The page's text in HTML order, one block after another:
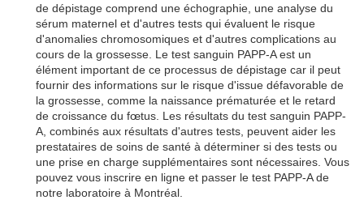
de dépistage comprend une échographie, une analyse du
sérum maternel et d'autres tests qui évaluent le risque
d'anomalies chromosomiques et d'autres complications au
cours de la grossesse. Le test sanguin PAPP-A est un
élément important de ce processus de dépistage car il peut
fournir des informations sur le risque d'issue défavorable de
la grossesse, comme la naissance prématurée et le retard
de croissance du fœtus. Les résultats du test sanguin PAPP-
A, combinés aux résultats d'autres tests, peuvent aider les
prestataires de soins de santé à déterminer si des tests ou
une prise en charge supplémentaires sont nécessaires. Vous
pouvez vous inscrire en ligne et passer le test PAPP-A de
notre laboratoire à Montréal.